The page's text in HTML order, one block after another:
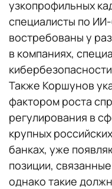
узкопрофильных
специалисты по
востребованы у
в компаниях,
Также Коршунов
фактором роста
регулирования в
крупных
банках, уже
позиции,
однако такие